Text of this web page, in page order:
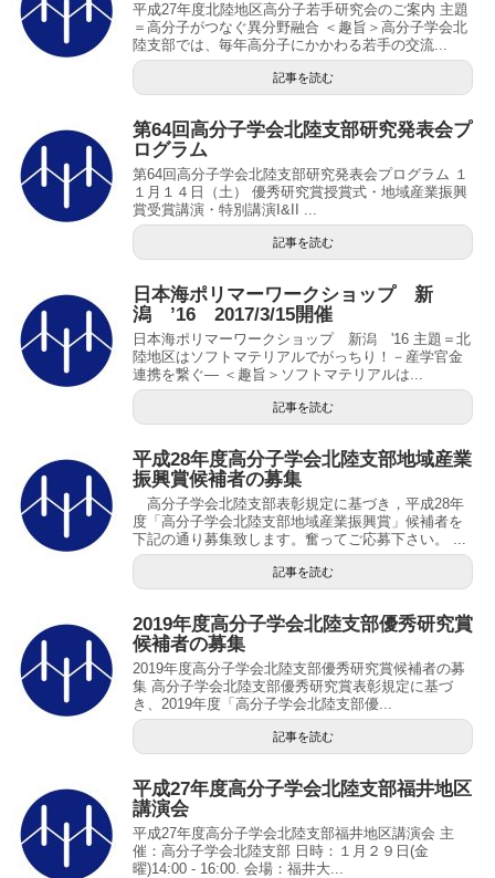
平成27年度北陸地区高分子若手研究会のご案内 主題
＝高分子がつなぐ異分野融合 ＜趣旨＞高分子学会北
陸支部では、毎年高分子にかかわる若手の交流...
記事を読む
第64回高分子学会北陸支部研究発表会プ
ログラム
第64回高分子学会北陸支部研究発表会プログラム １
１月１４日（土） 優秀研究賞授賞式・地域産業振興
賞受賞講演・特別講演I&II ...
記事を読む
日本海ポリマーワークショップ 新
潟 ’16 2017/3/15開催
日本海ポリマーワークショップ 新潟 '16 主題＝北
陸地区はソフトマテリアルでがっちり！－産学官金
連携を繋ぐ― ＜趣旨＞ソフトマテリアルは...
記事を読む
平成28年度高分子学会北陸支部地域産業
振興賞候補者の募集
高分子学会北陸支部表彰規定に基づき，平成28年
度「高分子学会北陸支部地域産業振興賞」候補者を
下記の通り募集致します。奮ってご応募下さい。 ...
記事を読む
2019年度高分子学会北陸支部優秀研究賞
候補者の募集
2019年度高分子学会北陸支部優秀研究賞候補者の募
集 高分子学会北陸支部優秀研究賞表彰規定に基づ
き、2019年度「高分子学会北陸支部優...
記事を読む
平成27年度高分子学会北陸支部福井地区
講演会
平成27年度高分子学会北陸支部福井地区講演会 主
催：高分子学会北陸支部 日時：１月２９日(金
曜)14:00 - 16:00. 会場：福井大...